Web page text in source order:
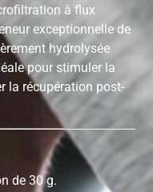
à flux
exceptionnelle de
hydrolysée
pour stimuler la
la récupération post-
de 30 g.